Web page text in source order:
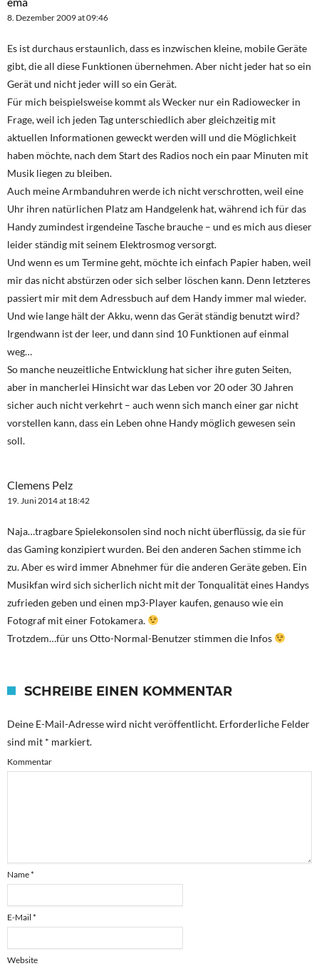
8. Dezember 2009 at 09:46
Es ist durchaus erstaunlich, dass es inzwischen kleine, mobile Geräte
gibt, die all diese Funktionen übernehmen. Aber nicht jeder hat so ein
Gerät und nicht jeder will so ein Gerät.
Für mich beispielsweise kommt als Wecker nur ein Radiowecker in
Frage, weil ich jeden Tag unterschiedlich aber gleichzeitig mit
aktuellen Informationen geweckt werden will und die Möglichkeit
haben möchte, nach dem Start des Radios noch ein paar Minuten mit
Musik liegen zu bleiben.
Auch meine Armbanduhren werde ich nicht verschrotten, weil eine
Uhr ihren natürlichen Platz am Handgelenk hat, während ich für das
Handy zumindest irgendeine Tasche brauche – und es mich aus dieser
leider ständig mit seinem Elektrosmog versorgt.
Und wenn es um Termine geht, möchte ich einfach Papier haben, weil
mir das nicht abstürzen oder sich selber löschen kann. Denn letzteres
passiert mir mit dem Adressbuch auf dem Handy immer mal wieder.
Und wie lange hält der Akku, wenn das Gerät ständig benutzt wird?
Irgendwann ist der leer, und dann sind 10 Funktionen auf einmal
weg…
So manche neuzeitliche Entwicklung hat sicher ihre guten Seiten,
aber in mancherlei Hinsicht war das Leben vor 20 oder 30 Jahren
sicher auch nicht verkehrt – auch wenn sich manch einer gar nicht
vorstellen kann, dass ein Leben ohne Handy möglich gewesen sein
soll.
Clemens Pelz
19. Juni 2014 at 18:42
Naja…tragbare Spielekonsolen sind noch nicht überflüssig, da sie für
das Gaming konzipiert wurden. Bei den anderen Sachen stimme ich
zu. Aber es wird immer Abnehmer für die anderen Geräte geben. Ein
Musikfan wird sich sicherlich nicht mit der Tonqualität eines Handys
zufrieden geben und einen mp3-Player kaufen, genauso wie ein
Fotograf mit einer Fotokamera.
Trotzdem…für uns Otto-Normal-Benutzer stimmen die Infos
SCHREIBE EINEN KOMMENTAR
Deine E-Mail-Adresse wird nicht veröffentlicht. Erforderliche Felder
sind mit * markiert.
Kommentar
Name*
E-Mail *
Website